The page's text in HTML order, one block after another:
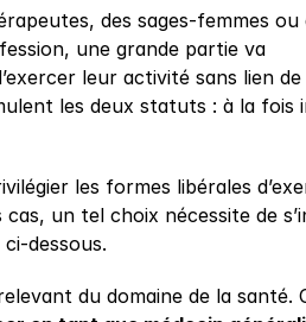
des sages-femmes ou
une grande partie va
leur activité sans lien
les deux statuts : à la fois
les formes libérales
un tel choix nécessite de
dessous.
du domaine de la santé.